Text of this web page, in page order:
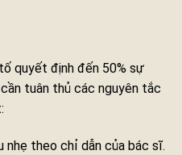
quyết định đến 50% sự
tuân thủ các nguyên tắc
nhẹ theo chỉ dẫn của bác sĩ.